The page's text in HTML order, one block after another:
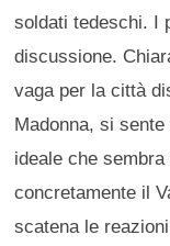
soldati tedeschi. I
discussione.
vaga per la città
Madonna, si
ideale che
concretamente il
scatena le